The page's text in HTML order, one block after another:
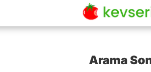
Arama